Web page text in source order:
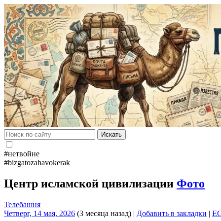
Искать
#нетвойне
#bizgatozahavokerak
Центр исламской цивилизации Фото
Телебашня
Четверг, 14 мая, 2026 (3 месяца назад) | Добавить в закладки |